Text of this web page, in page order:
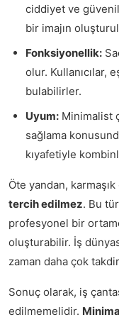
ciddiyet ve
bir imajın
Fonksiyonellik:
olur. Kullanıcılar,
bulabilirler.
Uyum: Minimalist
sağlama
kıyafetiyle
Öte yandan,
tercih edilmez. Bu
profesyonel bir
oluşturabilir. İş
zaman daha çok
Sonuç olarak, iş
edilmemelidir.